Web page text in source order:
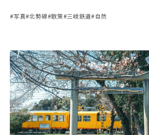
プライバシーポリシー
運 営：一般社団法人 グリーンクリエイティブいなべ
#写真#北勢線#散策#三岐鉄道#自然